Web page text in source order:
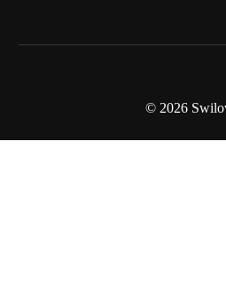
© 2026